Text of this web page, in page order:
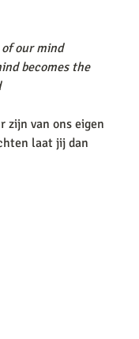
our mind
becomes the
zijn van ons eigen
laat jij dan